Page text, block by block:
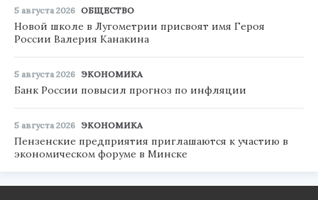
5 августа 2026 ОБЩЕСТВО
Новой школе в Лугометрии присвоят имя Героя
России Валерия Канакина
5 августа 2026 ЭКОНОМИКА
Банк России повысил прогноз по инфляции
5 августа 2026 ЭКОНОМИКА
Пензенские предприятия приглашаются к участию в
экономическом форуме в Минске